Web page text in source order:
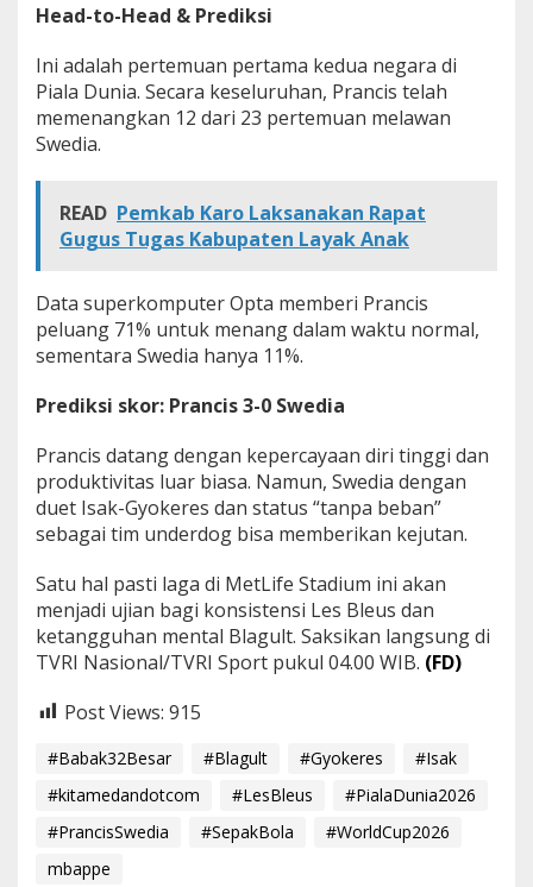
Head-to-Head & Prediksi
Ini adalah pertemuan pertama kedua negara di
Piala Dunia. Secara keseluruhan, Prancis telah
memenangkan 12 dari 23 pertemuan melawan
Swedia.
READ Pemkab Karo Laksanakan Rapat
Gugus Tugas Kabupaten Layak Anak
Data superkomputer Opta memberi Prancis
peluang 71% untuk menang dalam waktu normal,
sementara Swedia hanya 11%.
Prediksi skor: Prancis 3-0 Swedia
Prancis datang dengan kepercayaan diri tinggi dan
produktivitas luar biasa. Namun, Swedia dengan
duet Isak-Gyokeres dan status “tanpa beban”
sebagai tim underdog bisa memberikan kejutan.
Satu hal pasti laga di MetLife Stadium ini akan
menjadi ujian bagi konsistensi Les Bleus dan
ketangguhan mental Blagult. Saksikan langsung di
TVRI Nasional/TVRI Sport pukul 04.00 WIB. (FD)
Post Views: 915
#Babak32Besar #Blagult #Gyokeres
#Isak
#kitamedandotcom
#LesBleus
#PialaDunia2026
#PrancisSwedia
#SepakBola
#WorldCup2026
mbappe